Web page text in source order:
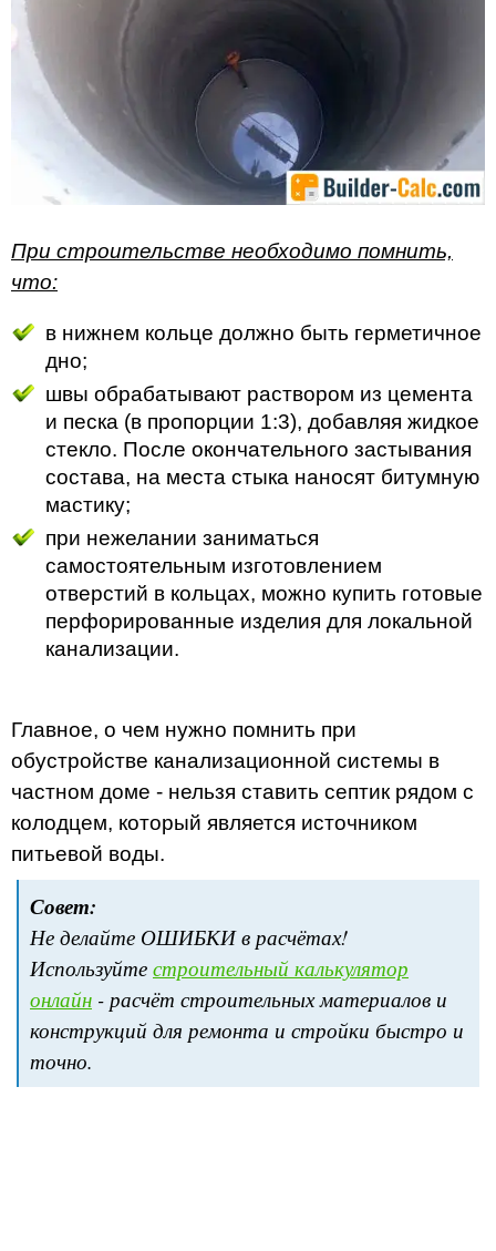
При строительстве необходимо помнить,
что:
в нижнем кольце должно быть герметичное
дно;
швы обрабатывают раствором из цемента
и песка (в пропорции 1:3), добавляя жидкое
стекло. После окончательного застывания
состава, на места стыка наносят битумную
мастику;
при нежелании заниматься
самостоятельным изготовлением
отверстий в кольцах, можно купить готовые
перфорированные изделия для локальной
канализации.
Главное, о чем нужно помнить при
обустройстве канализационной системы в
частном доме - нельзя ставить септик рядом с
колодцем, который является источником
питьевой воды.
Совет:
Не делайте ОШИБКИ в расчётах!
Используйте строительный калькулятор
онлайн - расчёт строительных материалов и
конструкций для ремонта и стройки быстро и
точно.